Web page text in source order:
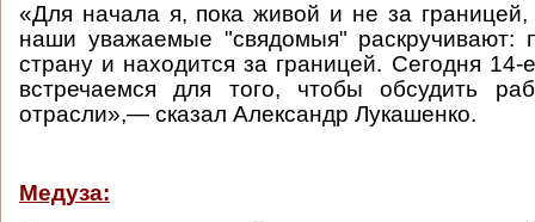
«Для начала я, пока живой и не за границей,
наши уважаемые "свядомыя" раскручивают:
страну и находится за границей. Сегодня
встречаемся для того, чтобы обсудить
отрасли»,— сказал Александр Лукашенко.
Медуза: